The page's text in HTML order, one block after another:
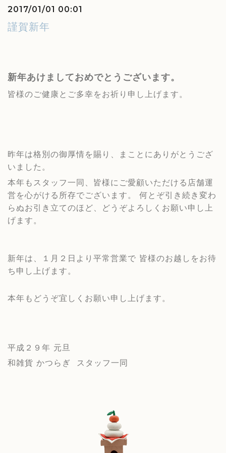
2017/01/01 00:01
謹賀新年
新年あけましておめでとうございます。
皆様のご健康とご多幸をお祈り申し上げます。
昨年は格別の御厚情を賜り、まことにありがとうござ
いました。
本年もスタッフ一同、皆様にご愛顧いただける店舗運
営を心がける所存でございます。 何とぞ引き続き変わ
らぬお引き立てのほど 、どうぞよろしくお願い申し上
げます。
新年は、１月２日より平常営業で 皆様のお越しをお待
ち申し上げます。
本年もどうぞ宜しくお願い申し上げます。
平成２９年 元旦
和雑貨 かつらぎ スタッフ一同